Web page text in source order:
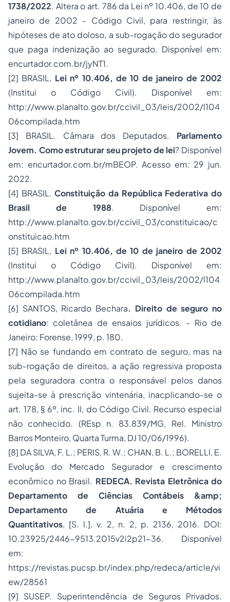
1738/2022. Altera o art. 786 da Lei nº 10.406, de 10 de
janeiro de 2002 - Código Civil, para restringir, às
hipóteses de ato doloso, a sub-rogação do segurador
que paga indenização ao segurado. Disponível em:
encurtador.com.br/jyNT1.
[2] BRASIL, Lei nº 10.406, de 10 de janeiro de 2002
(Institui o Código Civil). Disponível em:
http://www.planalto.gov.br/ccivil_03/leis/2002/l104
06compilada.htm
[3] BRASIL. Câmara dos Deputados. Parlamento
Jovem. Como estruturar seu projeto de lei? Disponível
em: encurtador.com.br/mBEOP. Acesso em: 29 jun.
2022.
[4] BRASIL.Constituição da República Federativa do
Brasil de 1988. Disponível em:
http://www.planalto.gov.br/ccivil_03/constituicao/c
onstituicao.htm
[5] BRASIL, Lei nº 10.406, de 10 de janeiro de 2002
(Institui o Código Civil). Disponível em:
http://www.planalto.gov.br/ccivil_03/leis/2002/l104
06compilada.htm
[6] SANTOS, Ricardo Bechara. Direito de seguro no
cotidiano: coletânea de ensaios jurídicos. - Rio de
Janeiro: Forense, 1999, p. 180.
[7] Não se fundando em contrato de seguro, mas na
sub-rogação de direitos, a ação regressiva proposta
pela seguradora contra o responsável pelos danos
sujeita-se à prescrição vintenária, inacplicando-se o
art. 178, § 6º, inc. II, do Código Civil. Recurso especial
não conhecido. (REsp n. 83.839/MG, Rel. Ministro
Barros Monteiro, Quarta Turma, DJ 10/06/1996).
[8] DA SILVA, F. L.; PERIS, R. W.; CHAN, B. L.; BORELLI, E.
Evolução do Mercado Segurador e crescimento
econômico no Brasil. REDECA. Revista Eletrônica do
Departamento de Ciências Contábeis &amp;
Departamento de Atuária e Métodos
Quantitativos, [S. l.], v. 2, n. 2, p. 2136, 2016. DOI:
10.23925/2446-9513.2015v2i2p21-36. Disponível
em:
https://revistas.pucsp.br/index.php/redeca/article/vi
ew/28561
[9] SUSEP. Superintendência de Seguros Privados.